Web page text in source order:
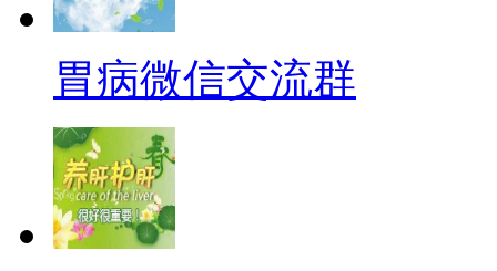
胃病微信交流群